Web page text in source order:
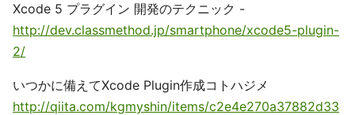
Xcode 5 プラグイン 開発のテクニック -
http://dev.classmethod.jp/smartphone/xcode5-plugin-
2/
いつかに備えてXcode Plugin作成コトハジメ
http://qiita.com/kgmyshin/items/c2e4e270a37882d33